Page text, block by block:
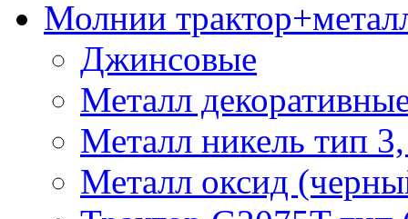
Молнии
Джинсовые
Металл
Металл никель тип
Металл оксид